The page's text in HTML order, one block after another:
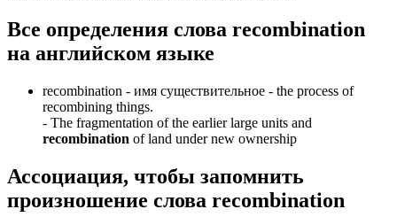
Все определения слова recombination
на английском языке
recombination - имя существительное - the process of
recombining things.
- The fragmentation of the earlier large units and
recombination of land under new ownership
Ассоциация, чтобы запомнить
произношение слова recombination